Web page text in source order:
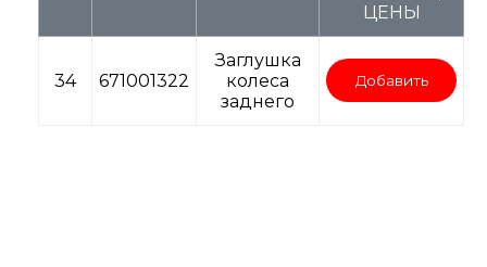
ЦЕНЫ
34 671001322
Заглушка
колеса
заднего
Добавить